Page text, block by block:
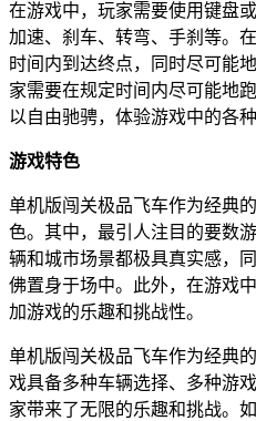
在游戏中，玩家需要使用键盘
加速、刹车、转弯、手刹等。
时间内到达终点，同时尽可能
家需要在规定时间内尽可能地
以自由驰骋，体验游戏中的各
游戏特色
单机版闯关极品飞车作为经典
色。其中，最引人注目的要数
辆和城市场景都极具真实感，
佛置身于场中。此外，在游戏
加游戏的乐趣和挑战性。
单机版闯关极品飞车作为经典
戏具备多种车辆选择、多种游
家带来了无限的乐趣和挑战。